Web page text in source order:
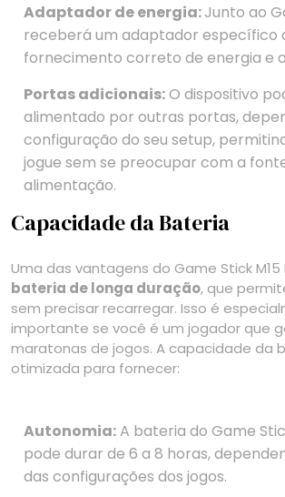
Adaptador de energia:Junto ao
receberá um adaptador específico
fornecimento correto de energia e
Portas adicionais:O dispositivo
alimentado por outras portas,
configuração do seu setup,
jogue sem se preocupar com a
alimentação.
Capacidade da Bateria
Uma das vantagens do Game Stick M15
bateria de longa duração, que
sem precisar recarregar. Isso é
importante se você é um jogador que
maratonas de jogos. A capacidade da
otimizada para fornecer:
Autonomia:A bateria do Game
pode durar de 6 a 8 horas,
das configurações dos jogos.